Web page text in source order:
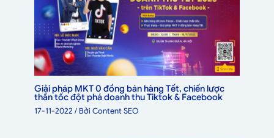
Giải pháp MKT 0 đồng bán hàng Tết, chiến lược
thần tốc đột phá doanh thu Tiktok & Facebook
17-11-2022/ BởiContent SEO